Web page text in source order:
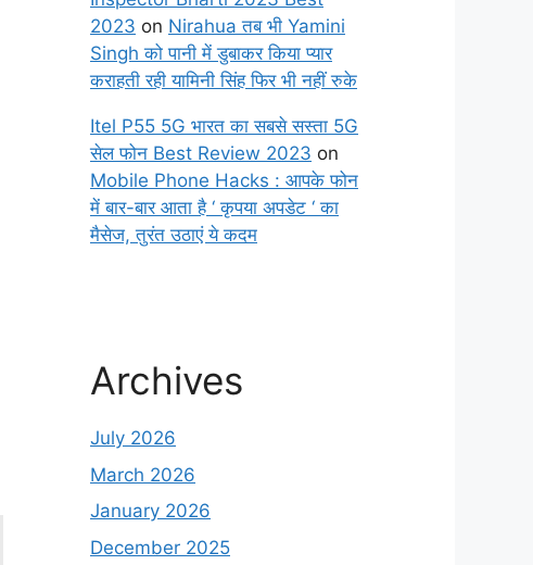
2023 on Nirahua तब भी Yamini
Singh को पानी में डुबाकर किया प्यार
कराहती रही यामिनी सिंह फिर भी नहीं रुके
Itel P55 5G भारत का सबसे सस्ता 5G
सेल फोन Best Review 2023 on
Mobile Phone Hacks : आपके फोन
में बार-बार आता है ‘ कृपया अपडेट ‘ का
मैसेज, तुरंत उठाएं ये कदम
Archives
July 2026
March 2026
January 2026
December 2025